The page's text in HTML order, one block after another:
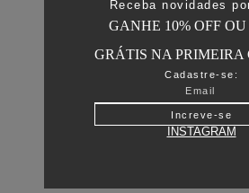
Receba novidades
GANHE 10% OFF OU
GRÁTIS NA PRIMEIRA
Cadastre-se:
Increve-se
INSTAGRAM